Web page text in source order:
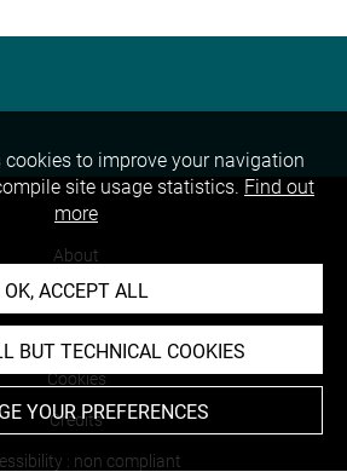
About
Contact Us
Cookies
Credits
: non compliant
to improve your navigation
site usage statistics. Find out
more
OK, ACCEPT ALL
BUT TECHNICAL COOKIES
YOUR PREFERENCES